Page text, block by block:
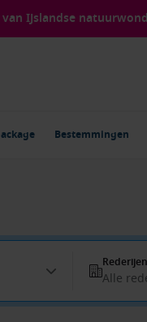
IJslandse
Bestemmingen
Rederijen
Alle